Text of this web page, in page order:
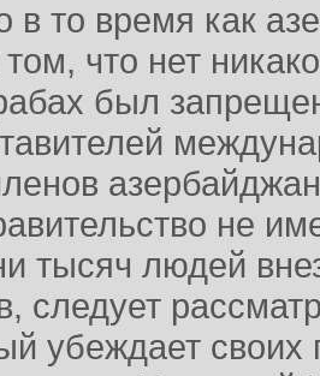
в то время как
что нет
был
не
тысяч людей
следует
убеждает своих